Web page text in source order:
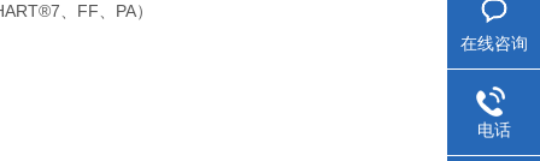
、FF、PA）
在线咨询
电话